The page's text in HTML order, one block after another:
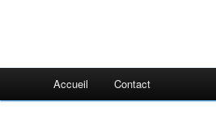
Accueil Contact